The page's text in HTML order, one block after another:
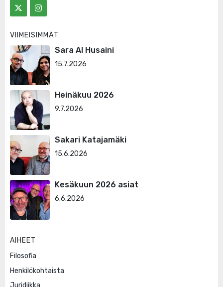
VIIMEISIMMÄT
Sara Al Husaini
15.7.2026
Heinäkuu 2026
9.7.2026
Sakari Katajamäki
15.6.2026
Kesäkuun 2026 asiat
6.6.2026
AIHEET
Filosofia
Henkilökohtaista
Juridiikka